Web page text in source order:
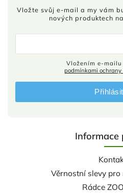
Informace
Věrnostní slevy pro
Rádce
Vložte svůj e-mail a my vám
nových produktech
podmínkami